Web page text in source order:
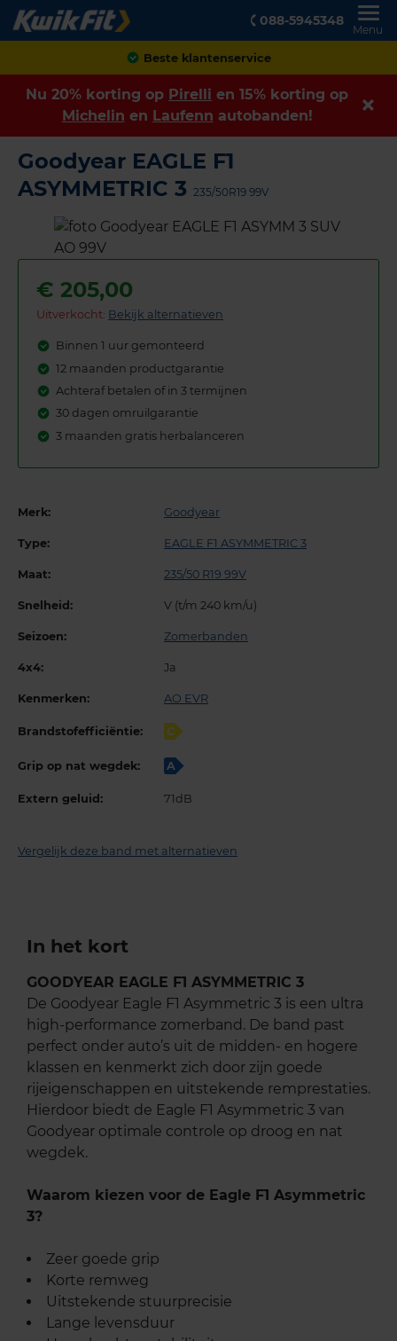
088-5945348
Menu
Achteraf betalen
Nu 20% korting op Pirelli en 15% korting op
Michelin en Laufenn autobanden!
Goodyear EAGLE F1
ASYMMETRIC 3 235/50R19 99V
€ 205,00
Uitverkocht: Bekijk alternatieven
Binnen 1 uur gemonteerd
12 maanden productgarantie
Achteraf betalen of in 3 termijnen
30 dagen omruilgarantie
3 maanden gratis herbalanceren
Merk: Goodyear
Type: EAGLE F1 ASYMMETRIC 3
Maat: 235/50 R19 99V
Snelheid: V (t/m 240 km/u)
Seizoen: Zomerbanden
4x4: Ja
Kenmerken: AO EVR
Brandstofefficiëntie: C
Grip op nat wegdek: A
Extern geluid: 71dB
Vergelijk deze band met alternatieven
In het kort
GOODYEAR EAGLE F1 ASYMMETRIC 3
De Goodyear Eagle F1 Asymmetric 3 is een ultra
high-performance zomerband. De band past
perfect onder auto’s uit de midden- en hogere
klassen en kenmerkt zich door zijn goede
rijeigenschappen en uitstekende remprestaties.
Hierdoor biedt de Eagle F1 Asymmetric 3 van
Goodyear optimale controle op droog en nat
wegdek.
Waarom kiezen voor de Eagle F1 Asymmetric
3?
Zeer goede grip
Korte remweg
Uitstekende stuurprecisie
Lange levensduur